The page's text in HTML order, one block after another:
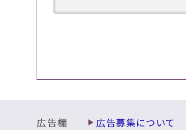
広告欄 広告募集について